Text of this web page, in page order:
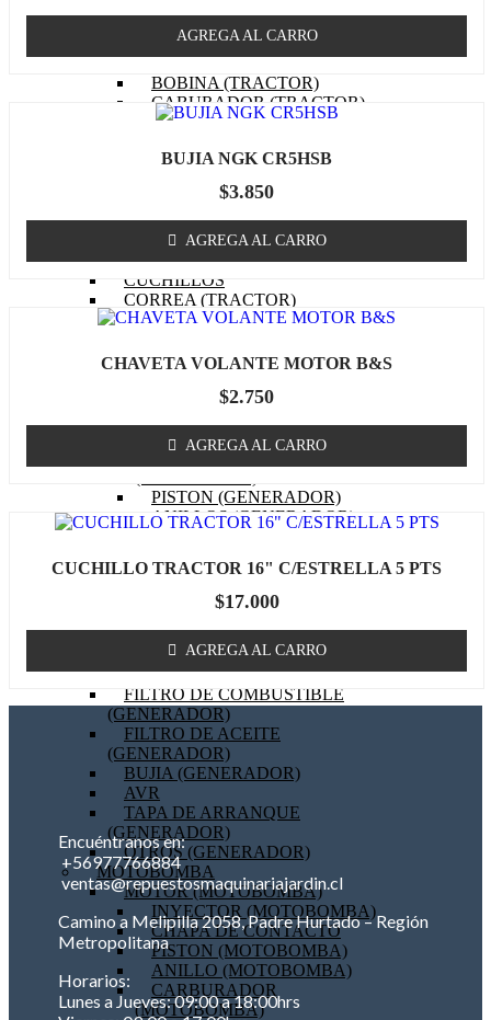
EMPAQUETADURAS
(TRACTOR)
BOBINA (TRACTOR)
CABURADOR (TRACTOR)
OTROS (TRACTOR
FILTRO DE COMBUSTIBLE
(TRACTOR)
FILTRO DE ACEITE
(TRACTOR)
FILTRO DE AIRE (TRACTOR)
BUJIA (TRACTOR)
CUCHILLOS
CORREA (TRACTOR)
POLEA
CABLE ACCIONAMIENTO
OTROS (TRACTOR)
MOTOR (GENERADOR)
PISTON (GENERADOR)
ANILLOS (GENERADOR)
(GENERADOR)
BIELA (GENERADOR)
MOTOR DE PARTIDA
(GENERADOR)
FILTRO DE AIRE
(GENERADOR)
FILTRO DE COMBUSTIBLE
(GENERADOR)
FILTRO DE ACEITE
(GENERADOR)
BUJIA (GENERADOR)
AVR
TAPA DE ARRANQUE
(GENERADOR)
OTROS (GENERADOR)
MOTOBOMBA
MOTOR (MOTOBOMBA)
INYECTOR (MOTOBOMBA)
CHAPA DE CONTACTO
PISTON (MOTOBOMBA)
ANILLO (MOTOBOMBA)
CARBURADOR
(MOTOBOMBA)
AGREGA AL CARRO
BUJIA NGK CR5HSB
$3.850
AGREGA AL CARRO
CHAVETA VOLANTE MOTOR B&S
$2.750
AGREGA AL CARRO
CUCHILLO TRACTOR 16" C/ESTRELLA 5 PTS
$17.000
AGREGA AL CARRO
Encuéntranos en:
+56977766884
ventas@repuestosmaquinariajardin.cl
Camino a Melipilla 2058, Padre Hurtado – Región
Metropolitana
Horarios:
Lunes a Jueves: 09:00 a 18:00hrs